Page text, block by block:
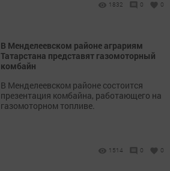
1832 0 0
В Менделеевском районе аграриям
Татарстана представят газомоторный
комбайн
В Менделеевском районе состоится
презентация комбайна, работающего на
газомоторном топливе.
1514 0 0